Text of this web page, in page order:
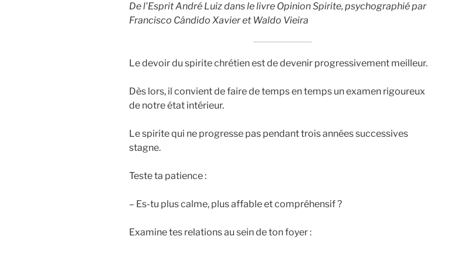
De l’Esprit André Luiz dans le livre Opinion Spirite, psychographié par
Francisco Cândido Xavier et Waldo Vieira
Le devoir du spirite chrétien est de devenir progressivement meilleur.
Dès lors, il convient de faire de temps en temps un examen rigoureux
de notre état intérieur.
Le spirite qui ne progresse pas pendant trois années successives
stagne.
Teste ta patience :
– Es-tu plus calme, plus affable et compréhensif ?
Examine tes relations au sein de ton foyer :